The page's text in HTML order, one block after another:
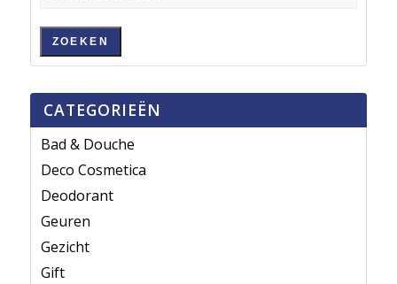
ZOEKEN
CATEGORIEËN
Bad & Douche
Deco Cosmetica
Deodorant
Geuren
Gezicht
Gift